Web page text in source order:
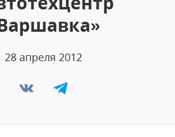
28 апреля 2012